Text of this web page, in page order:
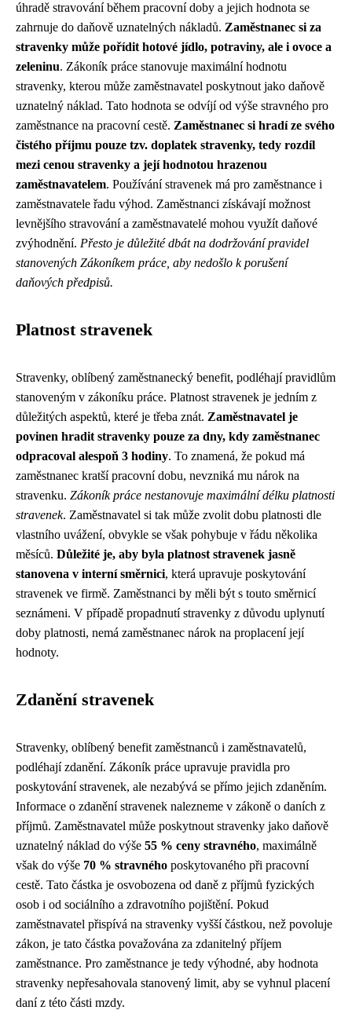
úhradě stravování během pracovní doby a jejich hodnota se
zahrnuje do daňově uznatelných nákladů. Zaměstnanec si za
stravenky může pořídit hotové jídlo, potraviny, ale i ovoce a
zeleninu. Zákoník práce stanovuje maximální hodnotu
stravenky, kterou může zaměstnavatel poskytnout jako daňově
uznatelný náklad. Tato hodnota se odvíjí od výše stravného pro
zaměstnance na pracovní cestě. Zaměstnanec si hradí ze svého
čistého příjmu pouze tzv. doplatek stravenky, tedy rozdíl
mezi cenou stravenky a její hodnotou hrazenou
zaměstnavatelem. Používání stravenek má pro zaměstnance i
zaměstnavatele řadu výhod. Zaměstnanci získávají možnost
levnějšího stravování a zaměstnavatelé mohou využít daňové
zvýhodnění. Přesto je důležité dbát na dodržování pravidel
stanovených Zákoníkem práce, aby nedošlo k porušení
daňových předpisů.
Platnost stravenek
Stravenky, oblíbený zaměstnanecký benefit, podléhají pravidlům
stanoveným v zákoníku práce. Platnost stravenek je jedním z
důležitých aspektů, které je třeba znát. Zaměstnavatel je
povinen hradit stravenky pouze za dny, kdy zaměstnanec
odpracoval alespoň 3 hodiny. To znamená, že pokud má
zaměstnanec kratší pracovní dobu, nevzniká mu nárok na
stravenku. Zákoník práce nestanovuje maximální délku platnosti
stravenek. Zaměstnavatel si tak může zvolit dobu platnosti dle
vlastního uvážení, obvykle se však pohybuje v řádu několika
měsíců. Důležité je, aby byla platnost stravenek jasně
stanovena v interní směrnici, která upravuje poskytování
stravenek ve firmě. Zaměstnanci by měli být s touto směrnicí
seznámeni. V případě propadnutí stravenky z důvodu uplynutí
doby platnosti, nemá zaměstnanec nárok na proplacení její
hodnoty.
Zdanění stravenek
Stravenky, oblíbený benefit zaměstnanců i zaměstnavatelů,
podléhají zdanění. Zákoník práce upravuje pravidla pro
poskytování stravenek, ale nezabývá se přímo jejich zdaněním.
Informace o zdanění stravenek nalezneme v zákoně o daních z
příjmů. Zaměstnavatel může poskytnout stravenky jako daňově
uznatelný náklad do výše 55 % ceny stravného, maximálně
však do výše 70 % stravného poskytovaného při pracovní
cestě. Tato částka je osvobozena od daně z příjmů fyzických
osob i od sociálního a zdravotního pojištění. Pokud
zaměstnavatel přispívá na stravenky vyšší částkou, než povoluje
zákon, je tato částka považována za zdanitelný příjem
zaměstnance. Pro zaměstnance je tedy výhodné, aby hodnota
stravenky nepřesahovala stanovený limit, aby se vyhnul placení
daní z této části mzdy.